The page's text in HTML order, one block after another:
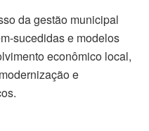
da gestão municipal
sucedidas e modelos
econômico local,
e